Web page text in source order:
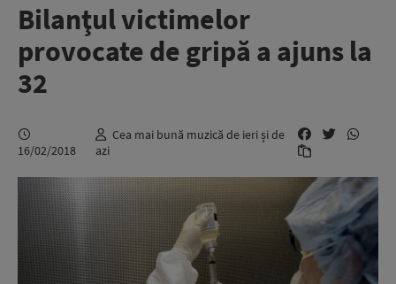
Bilanţul victimelor
provocate de gripă a ajuns la
32
16/02/2018
Cea mai bună muzică de ieri și de
azi